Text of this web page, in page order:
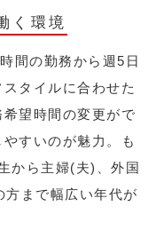
く環境
間の勤務から週5日
タイルに合わせた
望時間の変更がで
すいのが魅力。も
から主婦(夫)、外国
方まで幅広い年代が